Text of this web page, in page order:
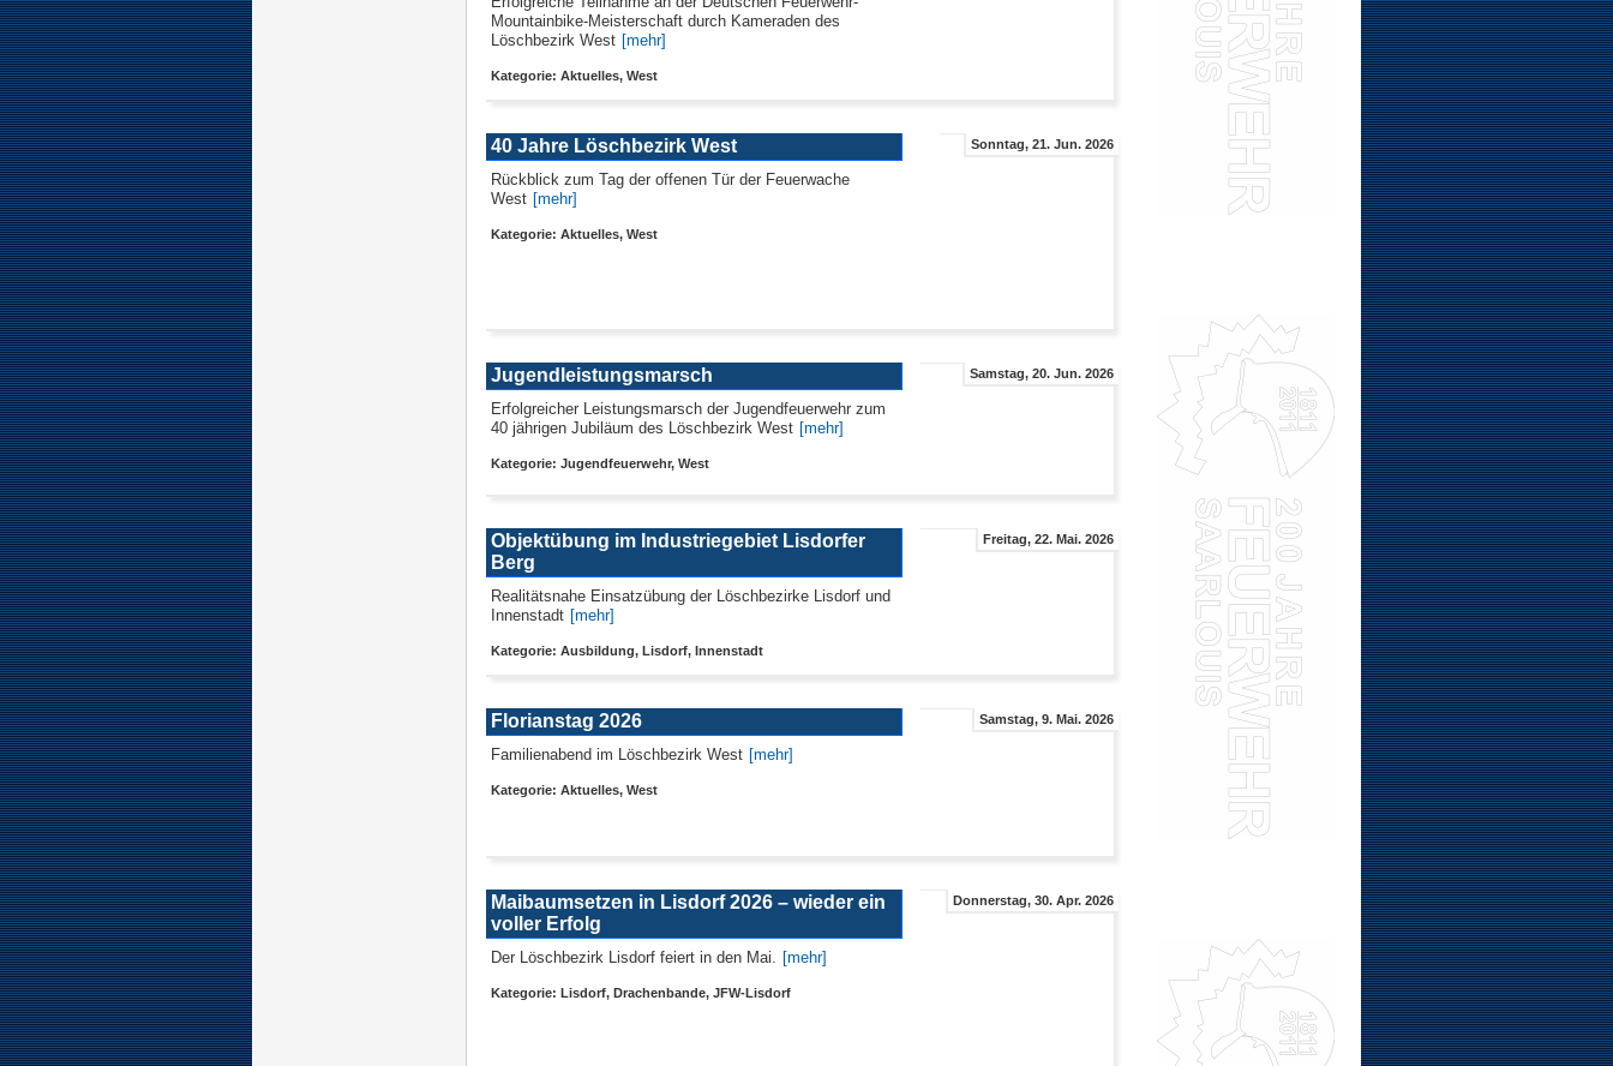
Mountainbike-Meisterschaft durch Kameraden des
Löschbezirk West [mehr]
Kategorie: Aktuelles, West
Sonntag, 21. Jun. 2026
40 Jahre Löschbezirk West
Rückblick zum Tag der offenen Tür der Feuerwache
West [mehr]
Kategorie: Aktuelles, West
Samstag, 20. Jun. 2026
Jugendleistungsmarsch
Erfolgreicher Leistungsmarsch der Jugendfeuerwehr zum
40 jährigen Jubiläum des Löschbezirk West [mehr]
Kategorie: Jugendfeuerwehr, West
Freitag, 22. Mai. 2026
Objektübung im Industriegebiet Lisdorfer
Berg
Realitätsnahe Einsatzübung der Löschbezirke Lisdorf und
Innenstadt [mehr]
Kategorie: Ausbildung, Lisdorf, Innenstadt
Samstag, 9. Mai. 2026
Florianstag 2026
Familienabend im Löschbezirk West [mehr]
Kategorie: Aktuelles, West
Donnerstag, 30. Apr. 2026
Maibaumsetzen in Lisdorf 2026 – wieder ein
voller Erfolg
Der Löschbezirk Lisdorf feiert in den Mai. [mehr]
Kategorie: Lisdorf, Drachenbande, JFW-Lisdorf